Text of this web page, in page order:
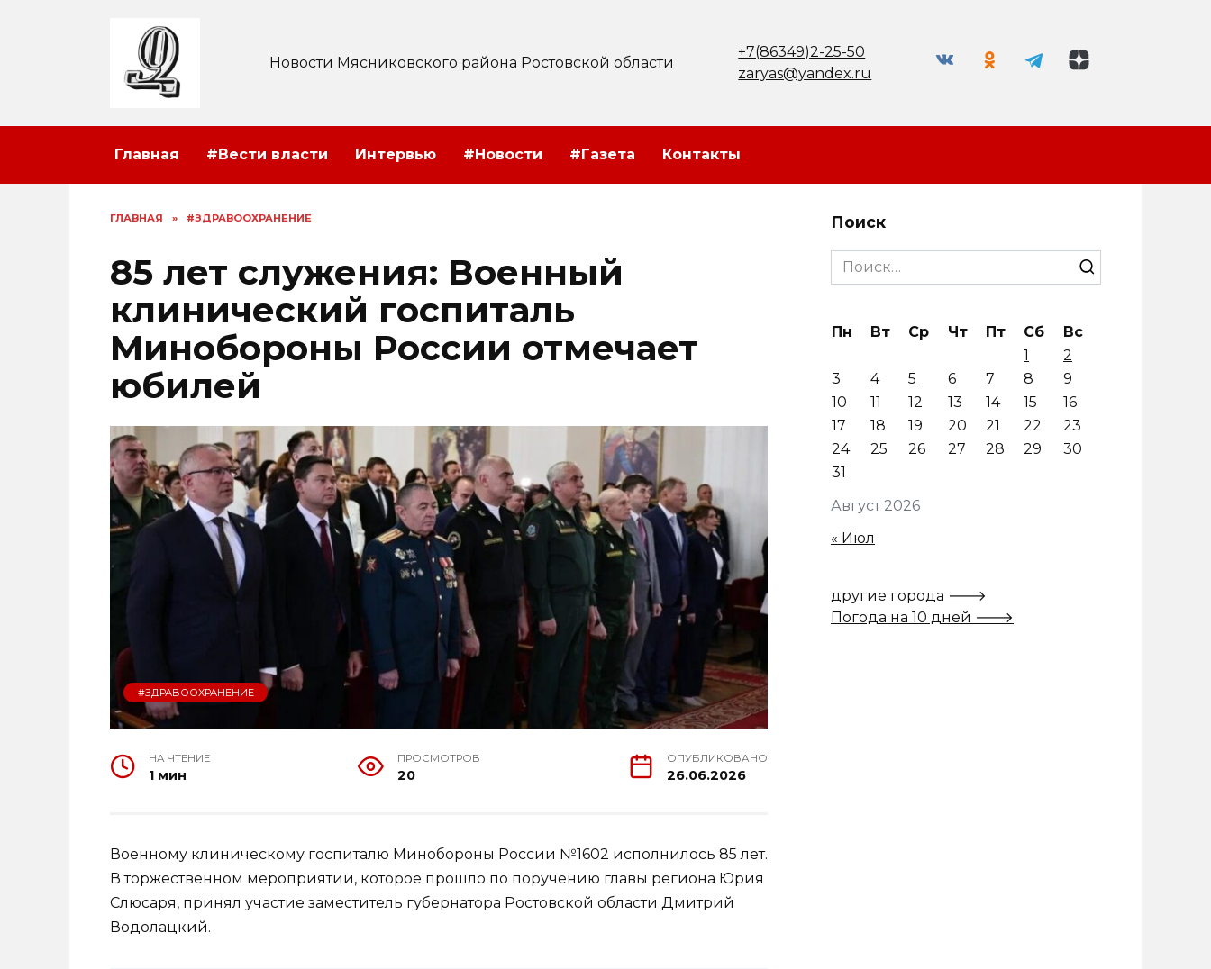
Новости Мясниковского района Ростовской области
+7(86349)2-25-50
zaryas@yandex.ru
Главная #Вести власти Интервью #Новости #Газета Контакты
ГЛАВНАЯ » #ЗДРАВООХРАНЕНИЕ
85 лет служения: Военный
клинический госпиталь
Минобороны России отмечает
юбилей
#ЗДРАВООХРАНЕНИЕ
НА ЧТЕНИЕ
1 мин
ПРОСМОТРОВ
20
ОПУБЛИКОВАНО
26.06.2026
Военному клиническому госпиталю Минобороны России №1602 исполнилось 85 лет.
В торжественном мероприятии, которое прошло по поручению главы региона Юрия
Слюсаря, принял участие заместитель губернатора Ростовской области Дмитрий
Водолацкий.
Поиск
Search
for:
Август 2026
Пн Вт Ср Чт Пт Сб
Вс
1
2
3
4 5 6 7 8
9
10
11 12 13 14 15
16
17
18 19 20 21 22
23
24
25 26 27 28 29
30
31
« Июл
другие города 🡒
Погода на 10 дней 🡒